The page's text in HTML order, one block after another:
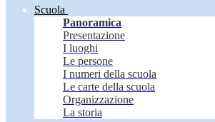
Scuola
Panoramica
Presentazione
I luoghi
Le persone
I numeri della scuola
Le carte della scuola
Organizzazione
La storia